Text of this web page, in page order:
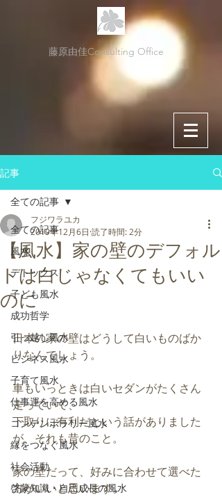
藤原由佳Consulting Office
記事
全ての記事
風水
デトックス
子ども風水
成功哲学
引っ越し風水
ビジネス風水
子育て風水
仕事運を高める風水
コンテンポラリー風水
縁をつなぐ風水
社会活動
啓蒙知識・自己成長の風水
全ての記事
【風水】家の壁のデフォル
トは白じゃなくてもいい
のに
フジワラユカ
2019年12月6日 読了時間: 2分
日本の家の壁はどうして白いものばか
りなんでしょう。
車もいっときは白いセダンがたくさん
走っていて、
下取りに有利だという話がありました
が、それも昔のこと。
家の壁だって、好みに合わせて選べた
方がいいと思います。